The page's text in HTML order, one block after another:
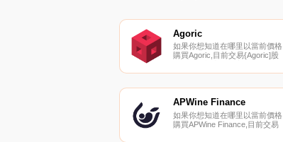
Agoric
如果你想知道在哪里以當前價格
購買Agoric,目前交易{Agoric]股
HuoBLD和Coinlist Pro。您可以
APWine Finance
如果你想知道在哪里以當前價格
購買APWine Finance,目前交易